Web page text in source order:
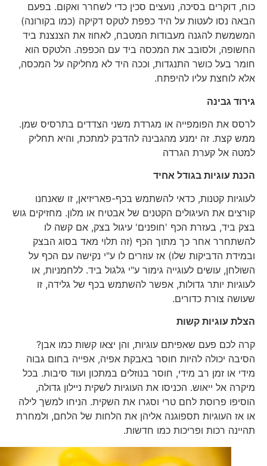
כוח, דוקרים בסיכה, נועצים סכין כדי לשחרר ואקום. בפעם
הבאה נסו לעטות על היד כפפת לטקס דקיקה (כמו בקורונה)
המשמשת להגנה מעבודות המטבח, לאחוז את הצנצנת ביד
החשופה, ולסובב את המכסה ביד עם הכפפה. הלטקס הוא
חומר בעל כושר התנגדות, וככה היד לא מחליקה על המכסה,
אלא לוחצת עליו להיפתח.
גירוד גבינה
לרסס את הפומפייה או מגרדת משני הצדדים בתרסיס שמן.
ממש קצת. זה ימנע מהגבינה להדבק למתכת, והיא תחליק
למטה אל קערת הגרדה
הכנת עוגיות בגודל אחיד
לעוגיות קטנות, כדאי להשתמש בכף-פאריזיאן, זו שאנחנו
קורצים את העיגולים הקטנים של אבטיח או מלון. מחזיקים גוש
בצק ביד, בעזרת הכף 'חופנים' עיגול בצק, אם קשה לו
להשתחרר אחר כך מתוך הכף (זה תלוי מאד בסוג הבצק
ובמידת הדביקות שלו) אז עוזרים לו ע"י נקישה עם הכף על
השולחן, עושים לעוגייה גימור ע"י גלגול ביד. ללחמניות, או
לעוגיות יותר גדולות, אפשר להשתמש בכף של גלידה, זו
שעושה צורת כדורים.
הצלת עוגיות קשות
קרה לכם פעם שאפיתם עוגיות, והן יצאו קשות כמו אבן?
הסיבה יכולה להיות חוסר באבקת אפיה, אפייה בחום גבוה
מידי או זמן רב מידי, חוסר בנוזלים במתכון ועוד סיבות. בכל
מיקרה אל ייאוש. הכניסו את העוגיות לשקית ניילון גדולה,
הוסיפו פרוסת לחם טרי וסגרו את השקית. הניחו למשך לילה
או אז העוגיות תספוגנה אליהן את הלחות של הלחם, ולמחרת
תהיינה רכות ופריכות כמו חדשות.